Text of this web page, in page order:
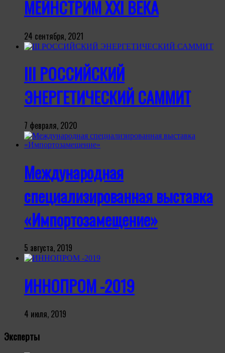
МЕЙНСТРИМ XXI ВЕКА
24 сентября, 2021
III РОССИЙСКИЙ
ЭНЕРГЕТИЧЕСКИЙ САММИТ
7 февраля, 2020
Международная
специализированная выставка
«Импортозамещение»
5 августа, 2019
ИННОПРОМ -2019
4 июля, 2019
Эксперты